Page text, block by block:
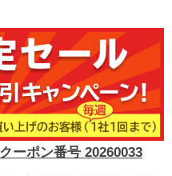
ーポン番号 20260033